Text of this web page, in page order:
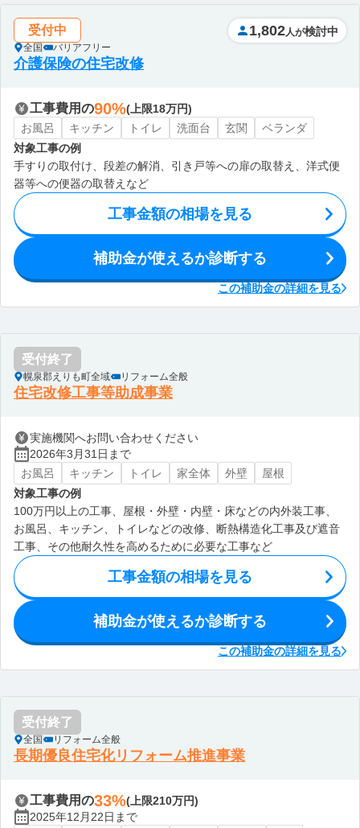
受付中
全国 バリアフリー
1,802 人が検討中
介護保険の住宅改修
工事費用の90%(上限18万円)
お風呂
キッチン トイレ 洗面台 玄関
ベランダ
対象工事の例
手すりの取付け、段差の解消、引き戸等への扉の取替え、洋式便
器等への便器の取替えなど
工事金額の相場を見る
補助金が使えるか診断する
この補助金の詳細を見る
受付終了
幌泉郡えりも町全域 リフォーム全般
住宅改修工事等助成事業
実施機関へお問い合わせください
2026年3月31日まで
お風呂
キッチン トイレ 家全体 外壁
屋根
対象工事の例
100万円以上の工事、屋根・外壁・内壁・床などの内外装工事、
お風呂、キッチン、トイレなどの改修、断熱構造化工事及び遮音
工事、その他耐久性を高めるために必要な工事など
工事金額の相場を見る
補助金が使えるか診断する
この補助金の詳細を見る
受付終了
全国 リフォーム全般
長期優良住宅化リフォーム推進事業
工事費用の33%(上限210万円)
2025年12月22日まで